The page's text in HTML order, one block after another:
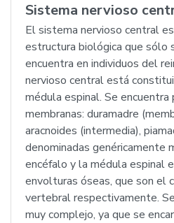
Sistema nervioso
El sistema nervioso central
estructura biológica que sólo
encuentra en individuos del
nervioso central está
médula espinal. Se
membranas: duramadre
aracnoides (intermedia),
denominadas genéricamente
encéfalo y la médula espinal
envolturas óseas, que son el
vertebral respectivamente.
muy complejo, ya que se